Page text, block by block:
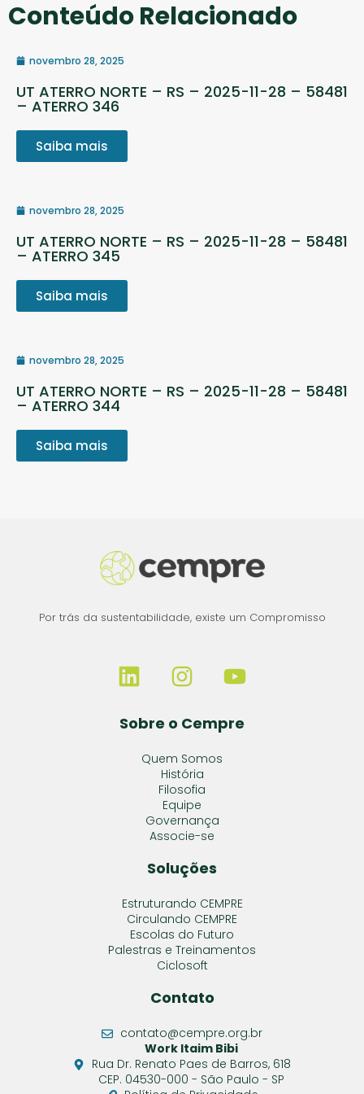
Conteúdo Relacionado
novembro 28, 2025
UT ATERRO NORTE – RS – 2025-11-28 – 58481
– ATERRO 346
Saiba mais
novembro 28, 2025
UT ATERRO NORTE – RS – 2025-11-28 – 58481
– ATERRO 345
Saiba mais
novembro 28, 2025
UT ATERRO NORTE – RS – 2025-11-28 – 58481
– ATERRO 344
Saiba mais
Por trás da sustentabilidade, existe um Compromisso
Sobre o Cempre
Quem Somos
História
Filosofia
Equipe
Governança
Associe-se
Soluções
Estruturando CEMPRE
Circulando CEMPRE
Escolas do Futuro
Palestras e Treinamentos
Ciclosoft
Contato
contato@cempre.org.br
Work Itaim Bibi
Rua Dr. Renato Paes de Barros, 618
CEP. 04530-000 - São Paulo - SP